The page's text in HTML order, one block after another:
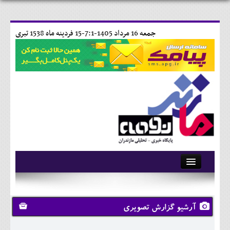
15 فردينه ماه 1538 تبری جمعه 16 مرداد 1405-7:1-
آرشیو
تماس با ما
وبلاگ
آرشیو گزارش تصویری